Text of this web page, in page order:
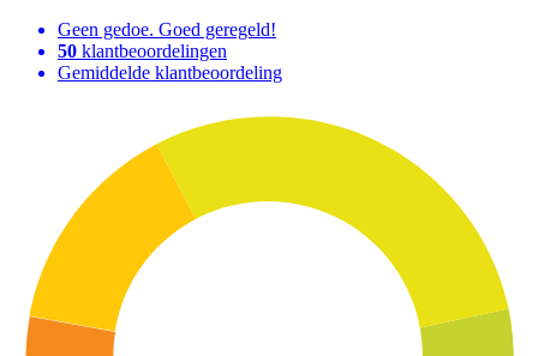
Geen gedoe. Goed geregeld!
50 klantbeoordelingen
Gemiddelde klantbeoordeling